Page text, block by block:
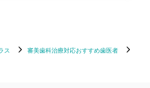
ス
審美歯科治療対応おすすめ歯医者